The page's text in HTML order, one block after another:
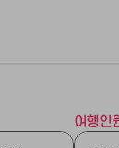
여행인